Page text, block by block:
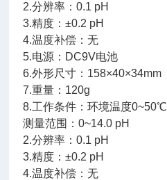
2.分辨率：0.1 pH
3.精度：±0.2 pH
4.温度补偿：无
5.电源：DC9V电池
6.外形尺寸：158×40×34mm
7.重量：120g
8.工作条件：环境温度0~50℃
测量范围：0~14.0 pH
2.分辨率：0.1 pH
3.精度：±0.2 pH
4.温度补偿：无